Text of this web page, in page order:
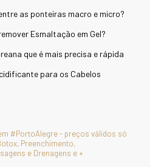
as ponteiras macro e micro?
Esmaltação em Gel?
que é mais precisa e rápida
para os Cabelos
#PortoAlegre - preços válidos só
Preenchimento,
e Drenagens e +